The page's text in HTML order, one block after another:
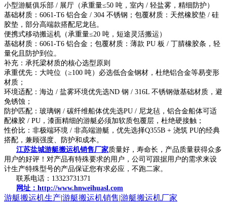
小型游艇俱乐部 / 展厅（承重量≤50 吨，室内 / 轻盐雾，精细防护）
基础材质：6061-T6 铝合金 / 304 不锈钢；包覆材质：天然橡胶垫 / 硅
胶垫，部分高端款搭配尼龙毡。
便携式移动搬运机（承重量≤20 吨，短途灵活搬运）
基础材质：6061-T6 铝合金；包覆材质：薄款 PU 板 / 丁腈橡胶条，轻
量化且防护到位。
补充：承托梁材质的核心选型原则
承重优先：大吨位（≥100 吨）必选低合金钢材，杜绝铝合金等易变形
材质；
环境适配：海边 / 盐雾环境优先选ND 钢 / 316L 不锈钢做基础材质，避
免锈蚀；
防护匹配：玻璃钢 / 碳纤维船体优先选PU / 尼龙毡，铝合金船体可适
配橡胶 / PU，漆面精细的游艇必须加软质包覆层，杜绝硬接触；
性价比：非极端环境 / 非高端游艇，优先选择Q355B + 浇筑 PU的经典
搭配，兼顾强度、防护和成本。
江苏盐城游艇搬运机销售厂家质量好，寿命长，产品质量获得众多
用户的好评！对产品有特殊要求的用户，公司可跟据用户的需求来设
计生产特殊型号的产品保证您有求必应，不跑二家。
联系电话：13323731371
网址：http://www.hnweihuasl.com
游艇搬运机生产|游艇搬运机销售|游艇搬运机厂家